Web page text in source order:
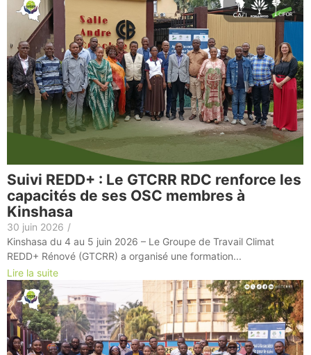
Suivi REDD+ : Le GTCRR RDC renforce les
capacités de ses OSC membres à
Kinshasa
30 juin 2026 /
Kinshasa du 4 au 5 juin 2026 – Le Groupe de Travail Climat
REDD+ Rénové (GTCRR) a organisé une formation...
Lire la suite